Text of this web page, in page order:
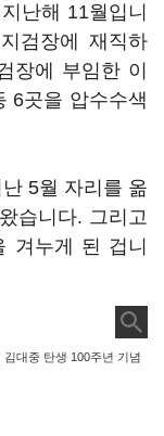
난해 11월입니
검장에 재직하
장에 부임한 이
6곳을 압수수색
5월 자리를 옮
습니다. 그리고
겨누게 된 겁니
대중 탄생 100주년 기념